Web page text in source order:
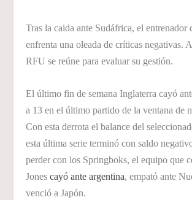
Tras la caida ante Sudáfrica, el entrenador
enfrenta una oleada de críticas negativas.
RFU se reúne para evaluar su gestión.
El último fin de semana Inglaterra cayó
a 13 en el último partido de la ventana de
Con esta derrota el balance del
esta última serie terminó con saldo
perder con los Springboks, el equipo que
Jonescayó ante argentina, empató ante
venció a Japón.